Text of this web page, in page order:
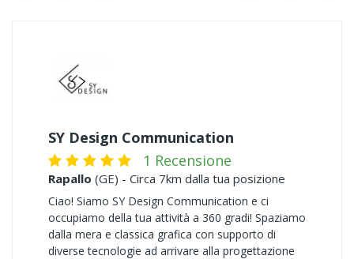
SY Design Communication
1 Recensione
Rapallo (GE) - Circa 7km dalla tua posizione
Ciao! Siamo SY Design Communication e ci
occupiamo della tua attività a 360 gradi! Spaziamo
dalla mera e classica grafica con supporto di
diverse tecnologie ad arrivare alla progettazione